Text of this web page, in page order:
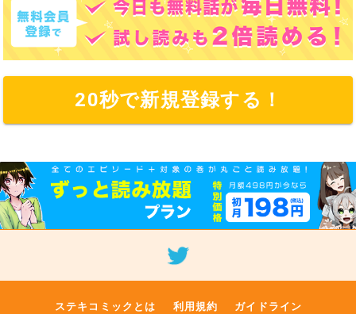
20秒で新規登録する！
ステキコミックとは 利用規約 ガイドライン